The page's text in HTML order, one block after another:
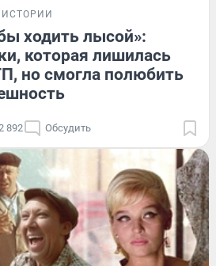
ИСТОРИИ
ходить лысой»:
которая лишилась
но смогла полюбить
892 Обсудить